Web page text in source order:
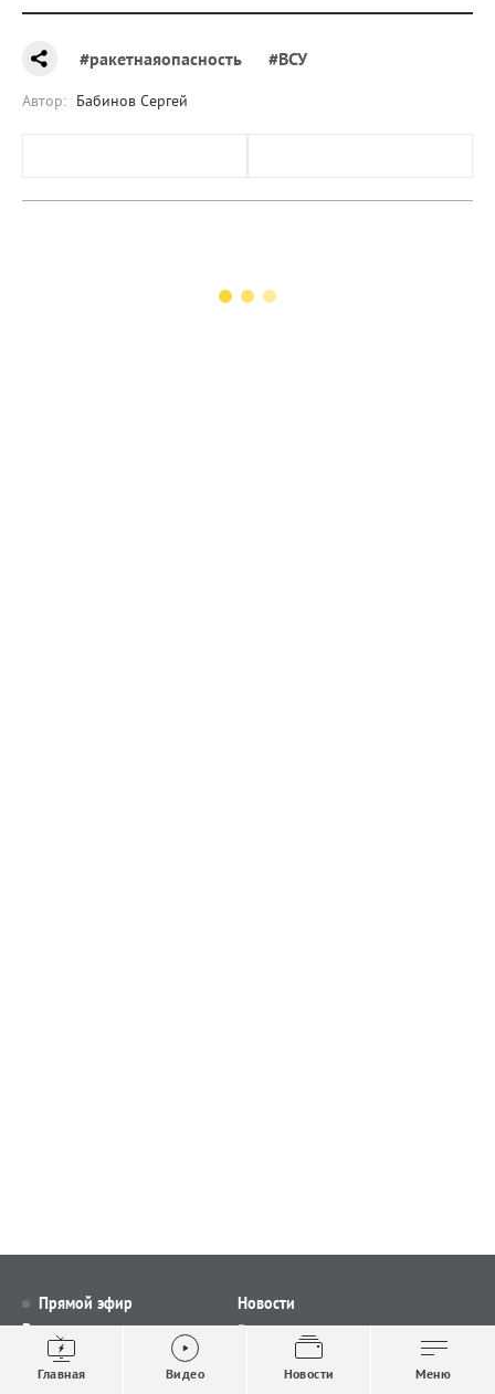
#ракетнаяопасность #ВСУ
Автор: Бабинов Сергей
Прямой эфир
Видео
Выпуски новостей
Проекты
Новости
Все новости
Общество
Строительство и ЖКХ
Главная Видео Новости Меню